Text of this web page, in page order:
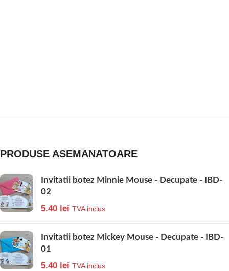
PRODUSE ASEMANATOARE
Invitatii botez Minnie Mouse - Decupate - IBD-
02
5.40 lei TVA inclus
Invitatii botez Mickey Mouse - Decupate - IBD-
01
5.40 lei TVA inclus